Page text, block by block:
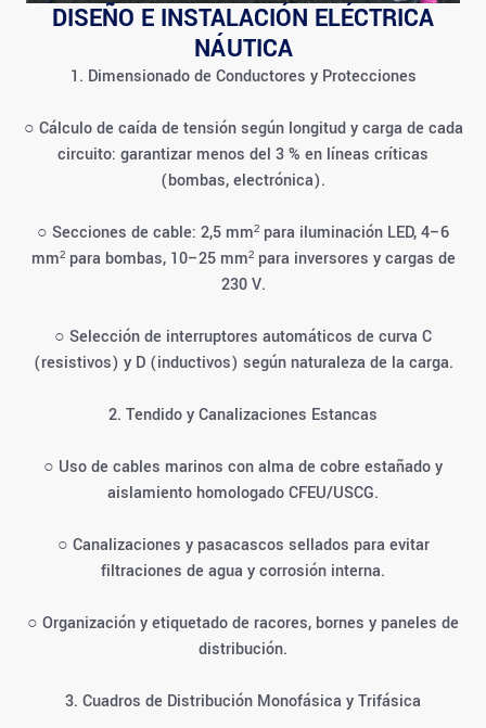
DISEÑO E INSTALACIÓN ELÉCTRICA
NÁUTICA
1. Dimensionado de Conductores y Protecciones
○ Cálculo de caída de tensión según longitud y carga de cada
circuito: garantizar menos del 3 % en líneas críticas
(bombas, electrónica).
○ Secciones de cable: 2,5 mm² para iluminación LED, 4–6
mm² para bombas, 10–25 mm² para inversores y cargas de
230 V.
○ Selección de interruptores automáticos de curva C
(resistivos) y D (inductivos) según naturaleza de la carga.
2. Tendido y Canalizaciones Estancas
○ Uso de cables marinos con alma de cobre estañado y
aislamiento homologado CFEU/USCG.
○ Canalizaciones y pasacascos sellados para evitar
filtraciones de agua y corrosión interna.
○ Organización y etiquetado de racores, bornes y paneles de
distribución.
3. Cuadros de Distribución Monofásica y Trifásica